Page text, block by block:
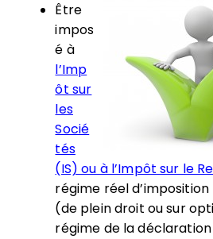
Être
impos
é à
l’Imp
ôt sur
les
Socié
tés
(IS) ou à l’Impôt sur le
régime réel
(de plein droit ou sur
régime de la